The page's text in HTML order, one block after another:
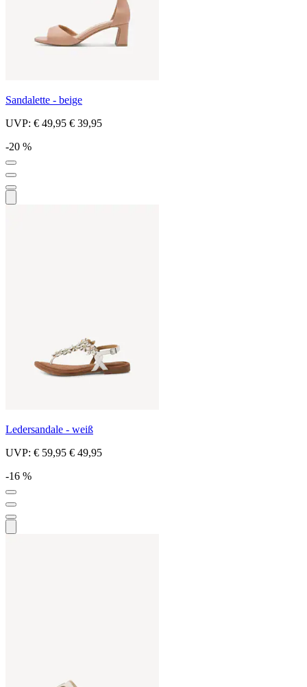
Sandalette - beige
UVP: € 49,95 € 39,95
-20 %
Ledersandale - weiß
UVP: € 59,95 € 49,95
-16 %